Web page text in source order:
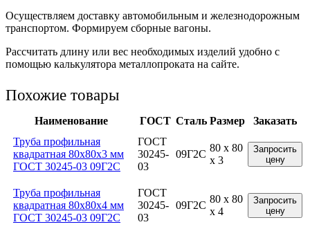
Осуществляем доставку автомобильным и железнодорожным
транспортом. Формируем сборные вагоны.
Рассчитать длину или вес необходимых изделий удобно с
помощью калькулятора металлопроката на сайте.
Похожие товары
Наименование ГОСТ Сталь Размер
Заказать
Труба профильная
квадратная 80x80x3 мм
ГОСТ 30245-03 09Г2С
ГОСТ
30245-
03
09Г2С
80 x 80
x 3
Запросить
цену
Труба профильная
квадратная 80x80x4 мм
ГОСТ 30245-03 09Г2С
ГОСТ
30245-
03
09Г2С
80 x 80
x 4
Запросить
цену